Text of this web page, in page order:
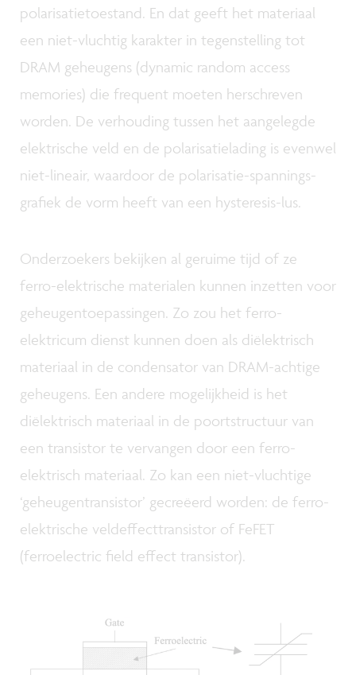
polarisatietoestand. En dat geeft het materiaal
een niet-vluchtig karakter in tegenstelling tot
DRAM geheugens (dynamic random access
memories) die frequent moeten herschreven
worden. De verhouding tussen het aangelegde
elektrische veld en de polarisatielading is evenwel
niet-lineair, waardoor de polarisatie-spannings-
grafiek de vorm heeft van een hysteresis-lus.
Onderzoekers bekijken al geruime tijd of ze
ferro-elektrische materialen kunnen inzetten voor
geheugentoepassingen. Zo zou het ferro-
elektricum dienst kunnen doen als diëlektrisch
materiaal in de condensator van DRAM-achtige
geheugens. Een andere mogelijkheid is het
diëlektrisch materiaal in de poortstructuur van
een transistor te vervangen door een ferro-
elektrisch materiaal. Zo kan een niet-vluchtige
‘geheugentransistor’ gecreëerd worden: de ferro-
elektrische veldeffecttransistor of FeFET
(ferroelectric field effect transistor).